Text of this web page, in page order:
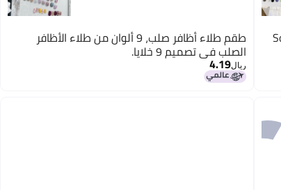
طقم طلاء أظافر صلب، 9 ألوان من طلاء الأظافر
الصلب في تصميم 9 خلايا.
ريال4.19